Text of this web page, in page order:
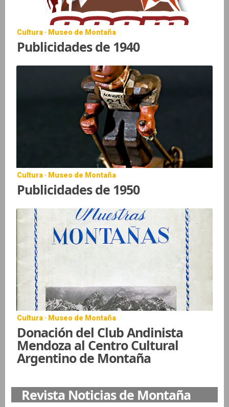
Cultura · Museo de Montaña
Publicidades de 1940
Cultura · Museo de Montaña
Publicidades de 1950
Cultura · Museo de Montaña
Donación del Club Andinista
Mendoza al Centro Cultural
Argentino de Montaña
Revista Noticias de Montaña